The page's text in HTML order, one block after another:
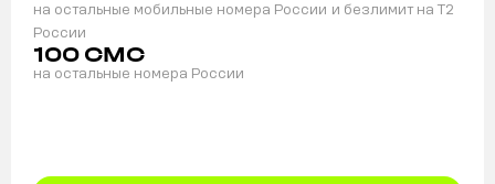
на остальные мобильные номера России и безлимит на T2
России
100 СМС
на остальные номера России